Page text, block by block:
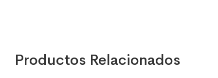
Productos Relacionados